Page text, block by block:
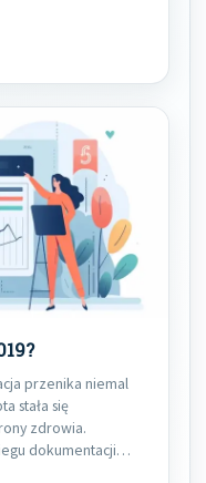
przenika niemal
stała się
zdrowia.
dokumentacji